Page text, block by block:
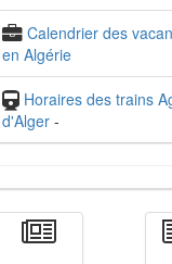
Calendrier des
en Algérie
Horaires des trains
d'Alger -